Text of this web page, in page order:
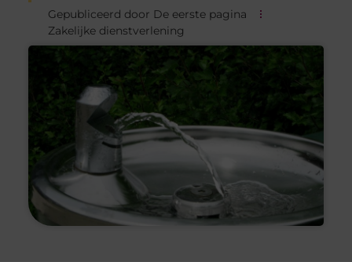
Gepubliceerd door De eerste pagina
Zakelijke dienstverlening